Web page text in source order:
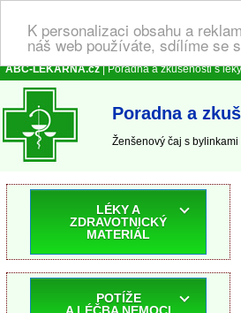
K personalizaci obsahu a
náš web používáte, sdílíme se
ABC-LEKARNA.cz| Poradna a zkušenosti s
Poradna a
Ženšenový čaj s
LÉKY A
ZDRAVOTNICKÝ
MATERIÁL
POTÍŽE